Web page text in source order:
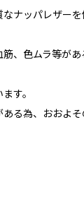
ナッパレザー
、色ムラ等が
す。
る為、おおよそ